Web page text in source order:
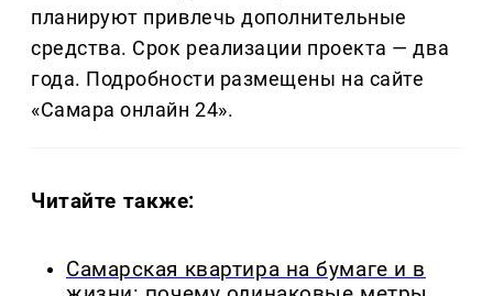
планируют привлечь дополнительные
средства. Срок реализации проекта — два
года. Подробности размещены на сайте
«Самара онлайн 24».
Читайте также:
Самарская квартира на бумаге и в